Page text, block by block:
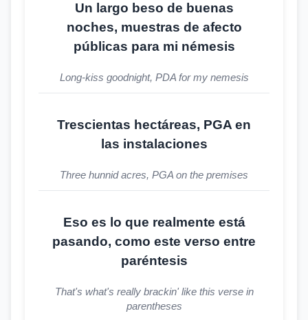
Un largo beso de buenas
noches, muestras de afecto
públicas para mi némesis
Long-kiss goodnight, PDA for my nemesis
Trescientas hectáreas, PGA en
las instalaciones
Three hunnid acres, PGA on the premises
Eso es lo que realmente está
pasando, como este verso entre
paréntesis
That's what's really brackin' like this verse in
parentheses